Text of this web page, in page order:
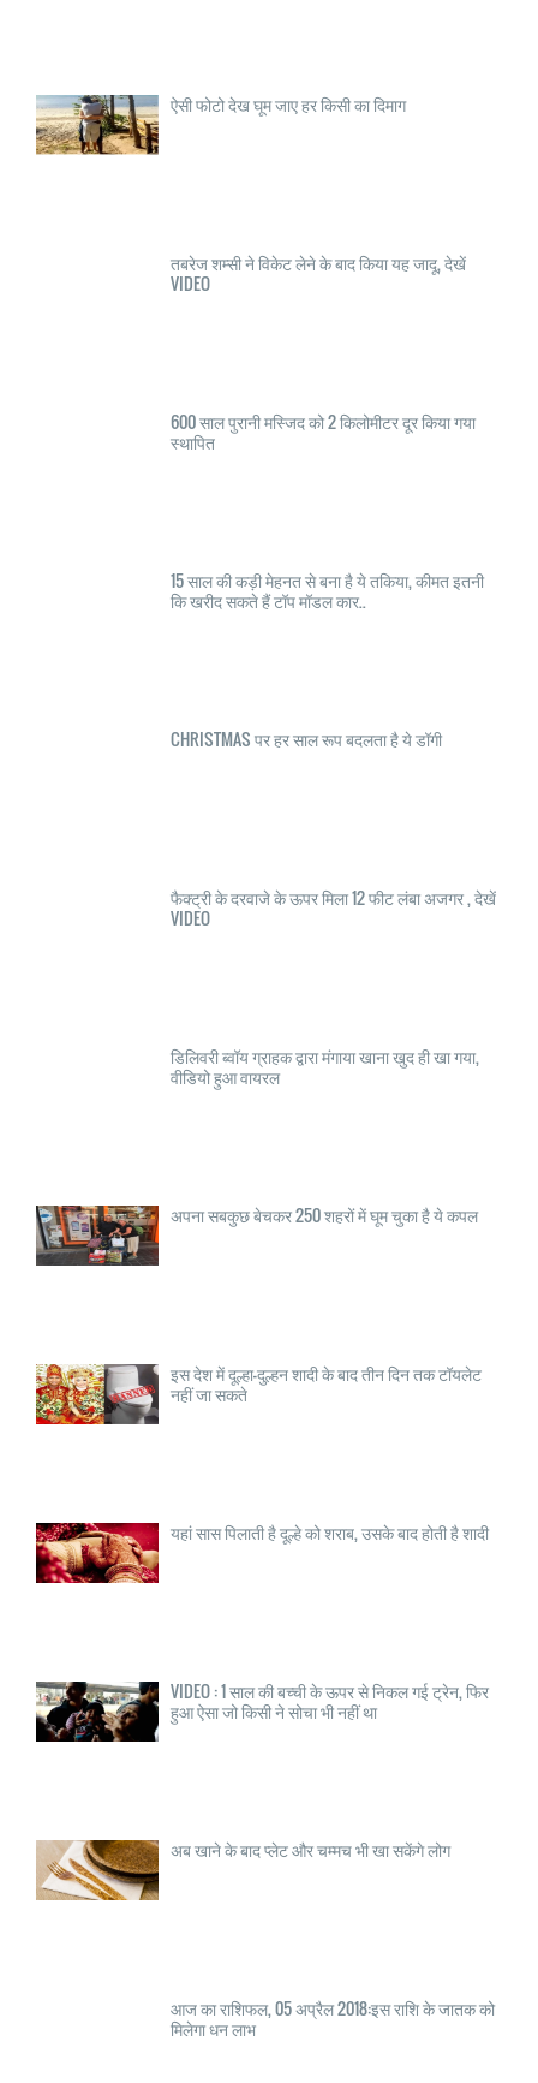
ऐसी फोटो देख घूम जाए हर किसी का दिमाग
तबरेज शम्सी ने विकेट लेने के बाद किया यह जादू, देखें
VIDEO
600 साल पुरानी मस्जिद को 2 किलोमीटर दूर किया गया
स्थापित
15 साल की कड़ी मेहनत से बना है ये तकिया, कीमत इतनी
कि खरीद सकते हैं टॉप मॉडल कार..
CHRISTMAS पर हर साल रूप बदलता है ये डॉगी
फैक्ट्री के दरवाजे के ऊपर मिला 12 फीट लंबा अजगर , देखें
VIDEO
डिलिवरी ब्वॉय ग्राहक द्वारा मंगाया खाना खुद ही खा गया,
वीडियो हुआ वायरल
अपना सबकुछ बेचकर 250 शहरों में घूम चुका है ये कपल
इस देश में दूल्हा—दुल्हन शादी के बाद तीन दिन तक टॉयलेट
नहीं जा सकते
यहां सास पिलाती है दूल्हे को शराब, उसके बाद होती है शादी
VIDEO : 1 साल की बच्ची के ऊपर से निकल गई ट्रेन, फिर
हुआ ऐसा जो किसी ने सोचा भी नहीं था
अब खाने के बाद प्लेट और चम्मच भी खा सकेंगे लोग
आज का राशिफल, 05 अप्रैल 2018:इस राशि के जातक को
मिलेगा धन लाभ